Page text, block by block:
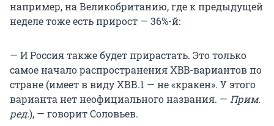
например, на Великобританию, где к предыдущей
неделе тоже есть прирост — 36%-й:
— И Россия также будет прирастать. Это только
самое начало распространения XBB-вариантов по
стране (имеет в виду ХВВ.1 — не «кракен». У этого
варианта нет неофициального названия. — Прим.
ред.), — говорит Соловьев.